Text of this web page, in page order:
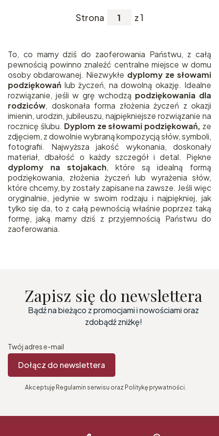
Strona z 1
To, co mamy dziś do zaoferowania Państwu, z całą
pewnością powinno znaleźć centralne miejsce w domu
osoby obdarowanej. Niezwykłe dyplomy ze słowami
podziękowań lub życzeń, na dowolną okazję. Idealne
rozwiązanie, jeśli w grę wchodzą podziękowania dla
rodziców, doskonała forma złożenia życzeń z okazji
imienin, urodzin, jubileuszu, najpiękniejsze rozwiązanie na
rocznicę ślubu. Dyplom ze słowami podziękowań, ze
zdjęciem, z dowolnie wybraną kompozycją słów, symboli,
fotografii. Najwyższa jakość wykonania, doskonały
materiał, dbałość o każdy szczegół i detal. Piękne
dyplomy na stojakach, które są idealną formą
podziękowania, złożenia życzeń lub wyrażenia słów,
które chcemy, by zostały zapisane na zawsze. Jeśli więc
oryginalnie, jedynie w swoim rodzaju i najpiękniej, jak
tylko się da, to z całą pewnością właśnie poprzez taką
formę, jaką mamy dziś z przyjemnością Państwu do
zaoferowania.
Zapisz się do newslettera
Bądź na bieżąco z promocjami i nowościami oraz
zdobądź zniżkę!
Twój adres e-mail
Dołącz do newslettera
Akceptuję Regulamin serwisu oraz Politykę prywatności.